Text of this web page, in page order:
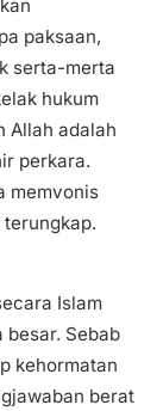
paksaan,
serta-merta
hukum
Allah adalah
perkara.
memvonis
Islam
Sebab
kehormatan
berat